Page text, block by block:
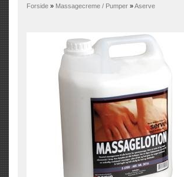
Forside » Massagecreme / Pumper »Aserve